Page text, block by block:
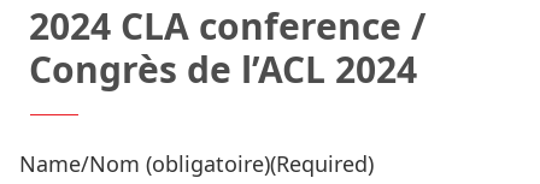
2024 CLA conference /
Congrès de l’ACL 2024
Name/Nom (obligatoire)(Required)
Product Name